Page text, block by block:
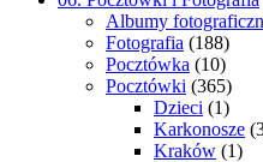
Albumy
Fotografia (188)
Pocztówka (10)
Pocztówki (365)
Dzieci (1)
Karkonosze
Kraków (1)